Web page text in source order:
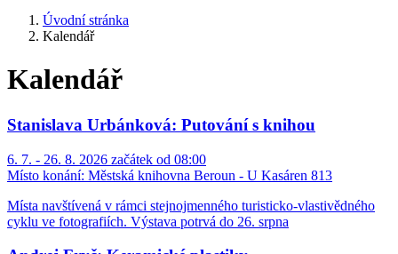
Úvodní stránka
Kalendář
Kalendář
Stanislava Urbánková: Putování s knihou
6. 7. - 26. 8. 2026 začátek od 08:00
Místo konání: Městská knihovna Beroun - U Kasáren 813
Místa navštívená v rámci stejnojmenného turisticko-vlastivědného
cyklu ve fotografiích. Výstava potrvá do 26. srpna